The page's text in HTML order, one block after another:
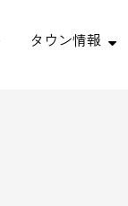
タウン情報